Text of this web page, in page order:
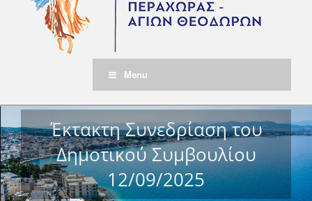
Menu
Έκτακτη Συνεδρίαση του
Δημοτικού Συμβουλίου
12/09/2025